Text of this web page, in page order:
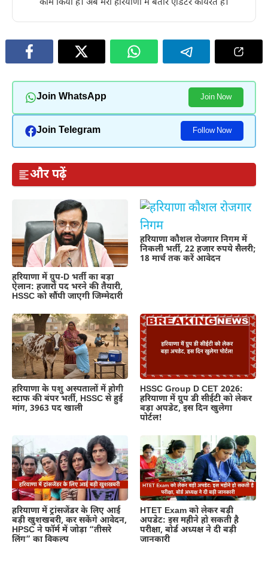
काम किया है। अब मेरा हरियाणा में बतौर एडिटर कार्यरत है।
Join WhatsApp Join Now
Join Telegram Follow Now
और पढ़ें
हरियाणा में ग्रुप-D भर्ती का बड़ा
ऐलान: हजारों पद भरने की तैयारी,
HSSC को सौंपी जाएगी जिम्मेदारी
हरियाणा कौशल रोजगार निगम में
निकली भर्ती, 22 हजार रुपये सैलरी;
18 मार्च तक करें आवेदन
हरियाणा के पशु अस्पतालों में होगी
स्टाफ की बंपर भर्ती, HSSC से हुई
मांग, 3963 पद खाली
HSSC Group D CET 2026:
हरियाणा में ग्रुप डी सीईटी को लेकर
बड़ा अपडेट, इस दिन खुलेगा
पोर्टल!
हरियाणा में ट्रांसजेंडर के लिए आई
बड़ी खुशखबरी, कर सकेंगे आवेदन,
HPSC ने फॉर्म में जोड़ा “तीसरे
लिंग” का विकल्प
HTET Exam को लेकर बड़ी
अपडेट: इस महीने हो सकती है
परीक्षा, बोर्ड अध्यक्ष ने दी बड़ी
जानकारी